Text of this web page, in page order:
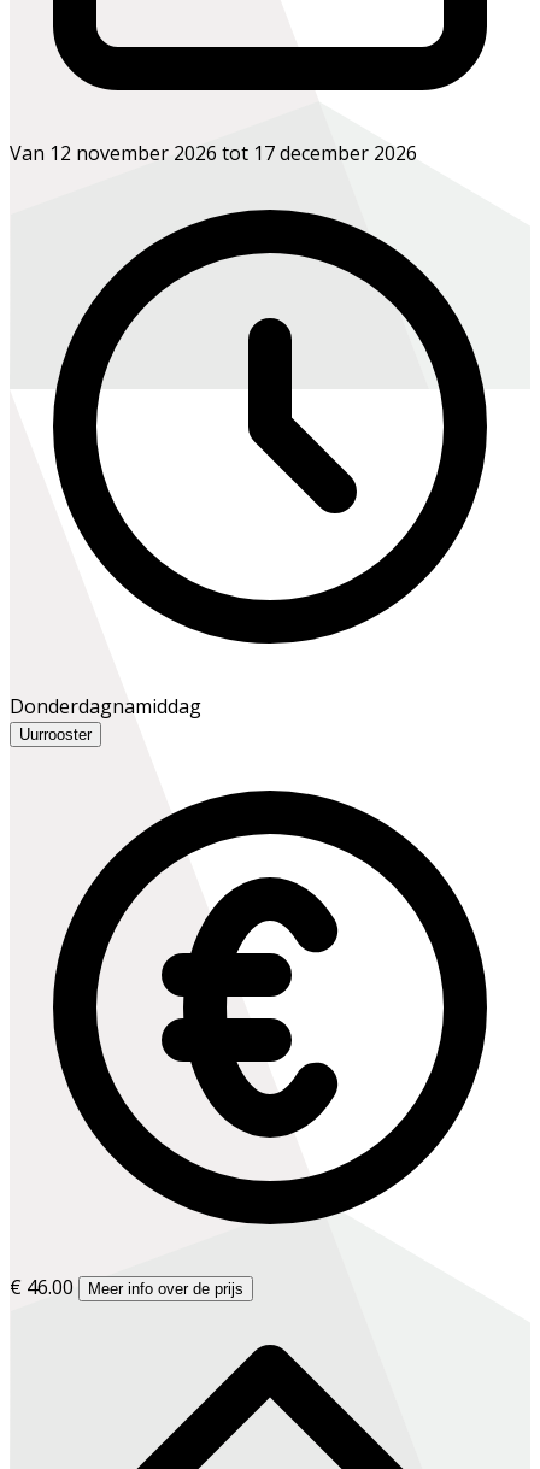
Van 12 november 2026 tot 17 december 2026
Donderdagnamiddag
Uurrooster
€ 46.00 Meer info over de prijs